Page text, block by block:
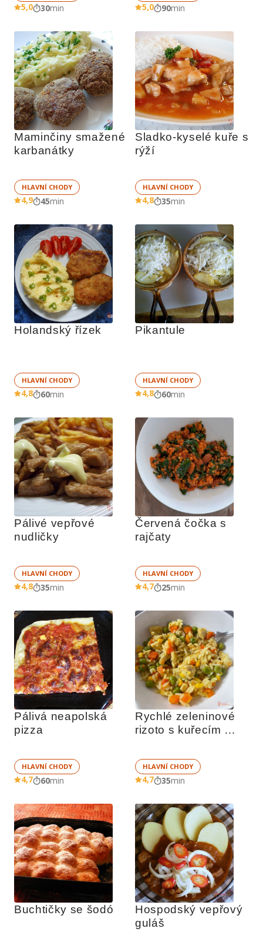
5,0 30min 5,0 90min
Maminčiny smažené
karbanátky
HLAVNÍ CHODY
4,9 45min
Sladko-kyselé kuře s
rýží
HLAVNÍ CHODY
4,8 35min
Holandský řízek
HLAVNÍ CHODY
4,8 60min
Pikantule
HLAVNÍ CHODY
4,8 60min
Pálivé vepřové
HLAVNÍ CHODY
4,8 35min
Červená čočka s
rajčaty
HLAVNÍ CHODY
4,7 25min
Pálivá neapolská
pizza
HLAVNÍ CHODY
4,7 60min
Rychlé zeleninové
rizoto s kuřecím
HLAVNÍ CHODY
4,7 35min
Buchtičky se šodó
Hospodský vepřový
guláš